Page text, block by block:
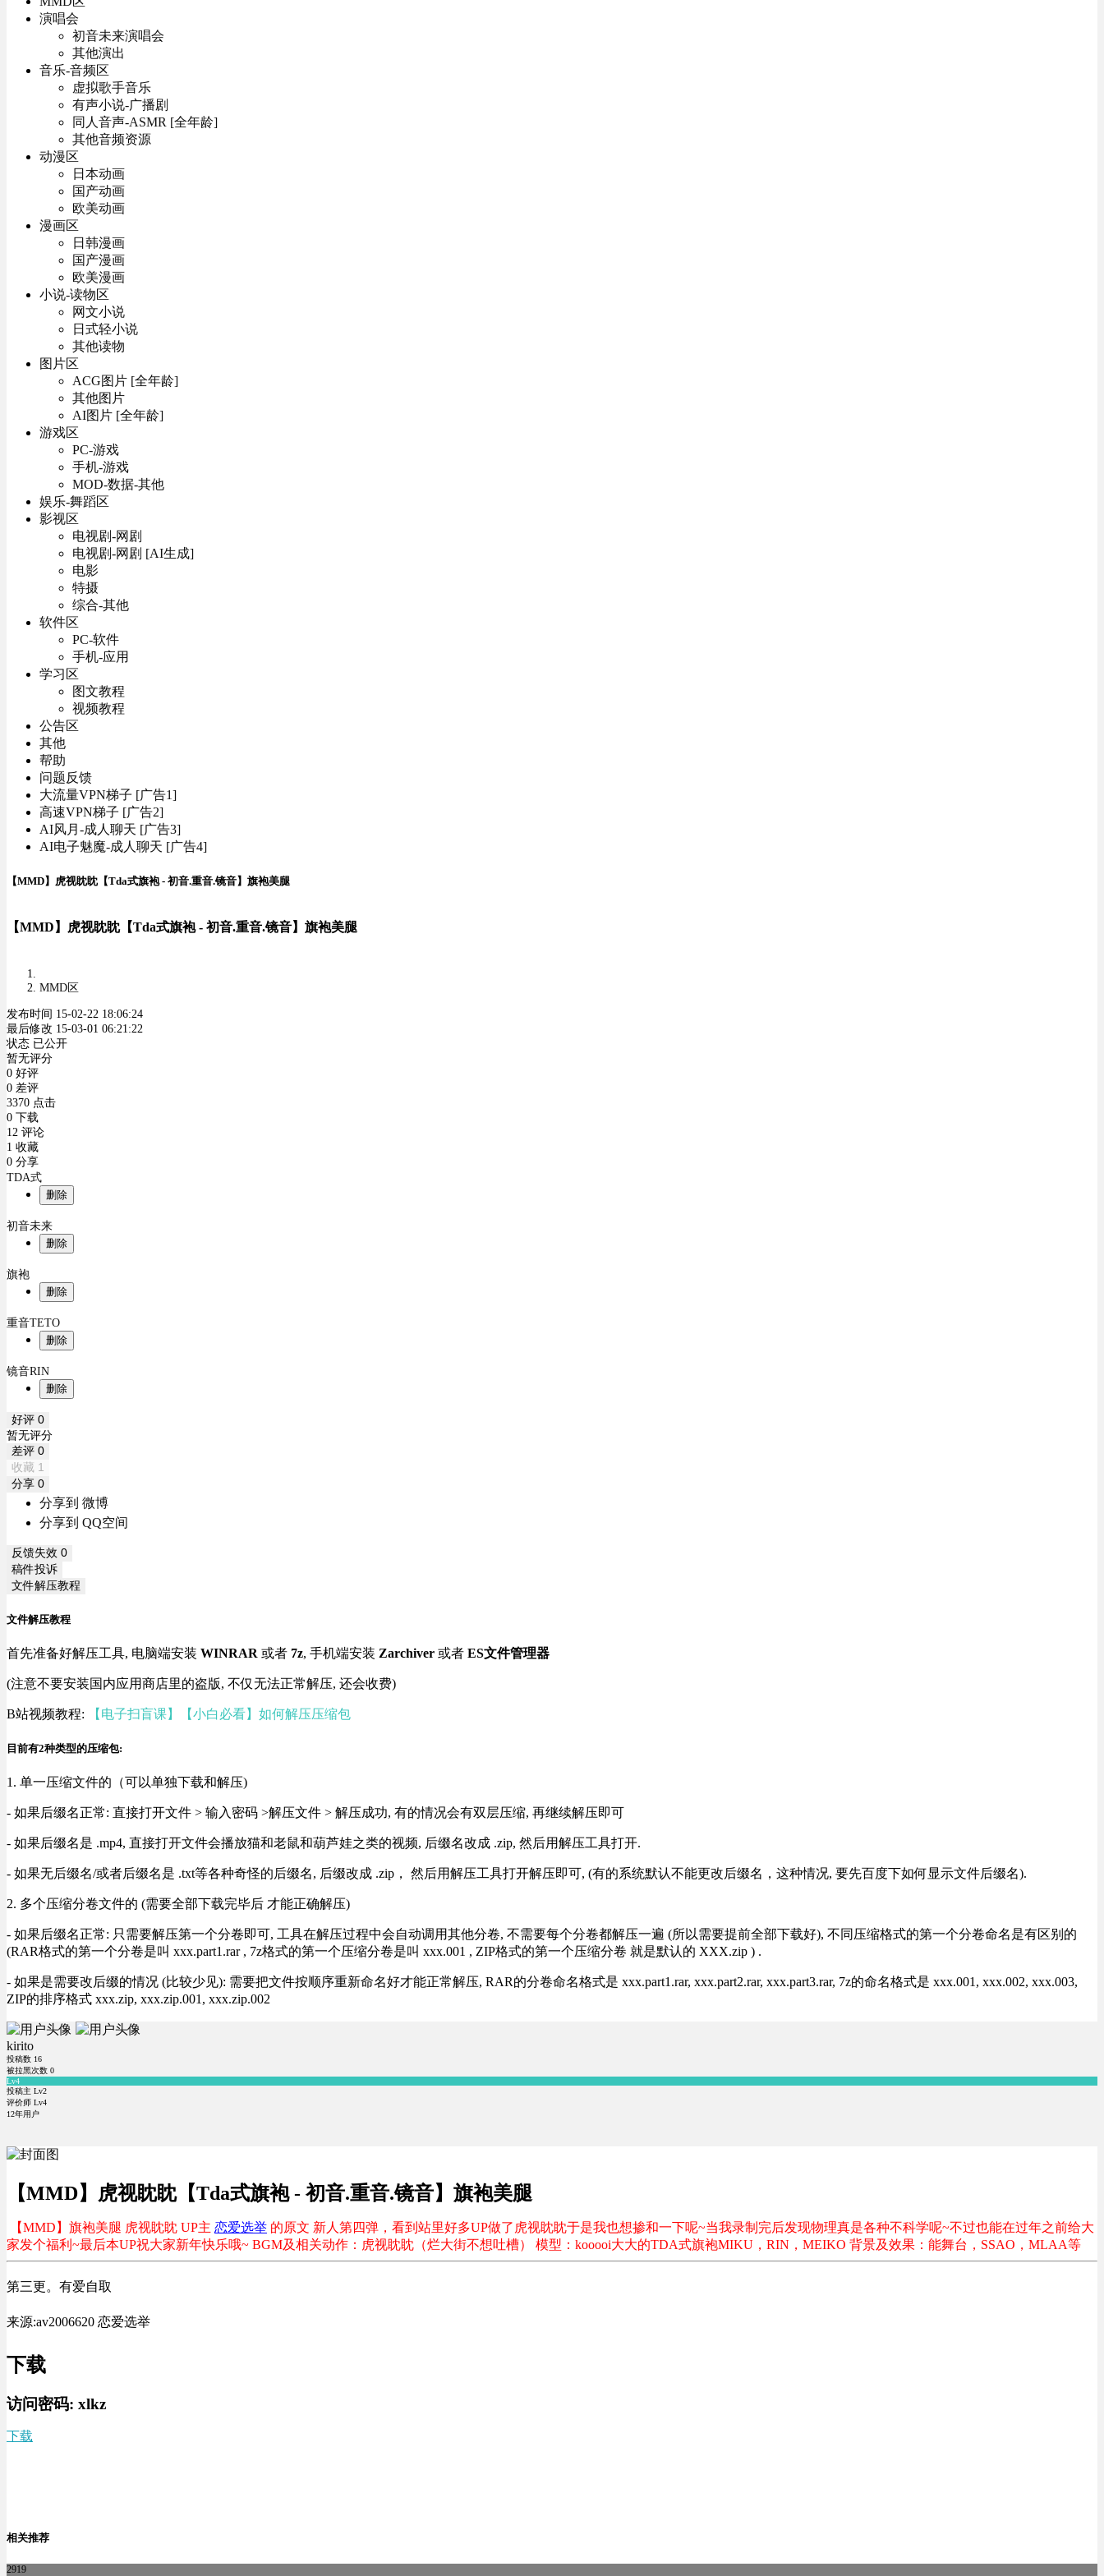
演唱会
初音未来演唱会
其他演出
音乐-音频区
虚拟歌手音乐
有声小说-广播剧
同人音声-ASMR [全年龄]
其他音频资源
动漫区
日本动画
国产动画
欧美动画
漫画区
日韩漫画
国产漫画
欧美漫画
小说-读物区
网文小说
日式轻小说
其他读物
图片区
ACG图片 [全年龄]
其他图片
AI图片 [全年龄]
游戏区
PC-游戏
手机-游戏
MOD-数据-其他
娱乐-舞蹈区
影视区
电视剧-网剧
电视剧-网剧 [AI生成]
电影
特摄
综合-其他
软件区
PC-软件
手机-应用
学习区
图文教程
视频教程
公告区
其他
帮助
问题反馈
大流量VPN梯子 [广告1]
高速VPN梯子 [广告2]
AI风月-成人聊天 [广告3]
AI电子魅魔-成人聊天 [广告4]
【MMD】虎视眈眈【Tda式旗袍 - 初音.重音.镜音】旗袍美腿
【MMD】虎视眈眈【Tda式旗袍 - 初音.重音.镜音】旗袍美腿
MMD区
发布时间 15-02-22 18:06:24
最后修改 15-03-01 06:21:22
状态 已公开
暂无评分
0 好评
0 差评
3370 点击
0 下载
12 评论
1 收藏
0 分享
TDA式
删除
初音未来
删除
旗袍
删除
重音TETO
删除
镜音RIN
删除
好评 0
暂无评分
差评 0
收藏 1
分享 0
分享到 微博
分享到 QQ空间
反馈失效 0
稿件投诉
文件解压教程
文件解压教程
首先准备好解压工具, 电脑端安装 WINRAR 或者 7z, 手机端安装 Zarchiver 或者 ES文件管理器
(注意不要安装国内应用商店里的盗版, 不仅无法正常解压, 还会收费)
B站视频教程: 【电子扫盲课】【小白必看】如何解压压缩包
目前有2种类型的压缩包:
1. 单一压缩文件的（可以单独下载和解压)
- 如果后缀名正常: 直接打开文件 > 输入密码 >解压文件 > 解压成功, 有的情况会有双层压缩, 再继续解压即可
- 如果后缀名是 .mp4, 直接打开文件会播放猫和老鼠和葫芦娃之类的视频, 后缀名改成 .zip, 然后用解压工具打开.
- 如果无后缀名/或者后缀名是 .txt等各种奇怪的后缀名, 后缀改成 .zip， 然后用解压工具打开解压即可, (有的系统默认不能更改后缀名，这种情况, 要先百度下如何显示文件后缀名).
2. 多个压缩分卷文件的 (需要全部下载完毕后 才能正确解压)
- 如果后缀名正常: 只需要解压第一个分卷即可, 工具在解压过程中会自动调用其他分卷, 不需要每个分卷都解压一遍 (所以需要提前全部下载好), 不同压缩格式的第一个分卷命名是有区别的
(RAR格式的第一个分卷是叫 xxx.part1.rar , 7z格式的第一个压缩分卷是叫 xxx.001 , ZIP格式的第一个压缩分卷 就是默认的 XXX.zip ) .
- 如果是需要改后缀的情况 (比较少见): 需要把文件按顺序重新命名好才能正常解压, RAR的分卷命名格式是 xxx.part1.rar, xxx.part2.rar, xxx.part3.rar, 7z的命名格式是 xxx.001, xxx.002, xxx.003,
ZIP的排序格式 xxx.zip, xxx.zip.001, xxx.zip.002
kirito
投稿数 16
被拉黑次数 0
Lv4
投稿主 Lv2
评价师 Lv4
12年用户
【MMD】虎视眈眈【Tda式旗袍 - 初音.重音.镜音】旗袍美腿
【MMD】旗袍美腿 虎视眈眈 UP主 恋爱选举 的原文 新人第四弹，看到站里好多UP做了虎视眈眈于是我也想掺和一下呢~当我录制完后发现物理真是各种不科学呢~不过也能在过年之前给大
家发个福利~最后本UP祝大家新年快乐哦~ BGM及相关动作：虎视眈眈（烂大街不想吐槽） 模型：kooooi大大的TDA式旗袍MIKU，RIN，MEIKO 背景及效果：能舞台，SSAO，MLAA等
第三更。有爱自取
来源:av2006620 恋爱选举
下载
访问密码: xlkz
下载
相关推荐
2919